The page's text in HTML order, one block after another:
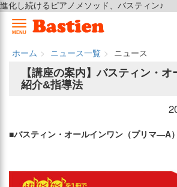
進化し続けるピアノメソッド、バスティン♪
MENU
ホーム ニュース一覧
ニュース
【講座の案内】バスティン・
紹介&指導法
■バスティン・オールインワン（プリマ―A）